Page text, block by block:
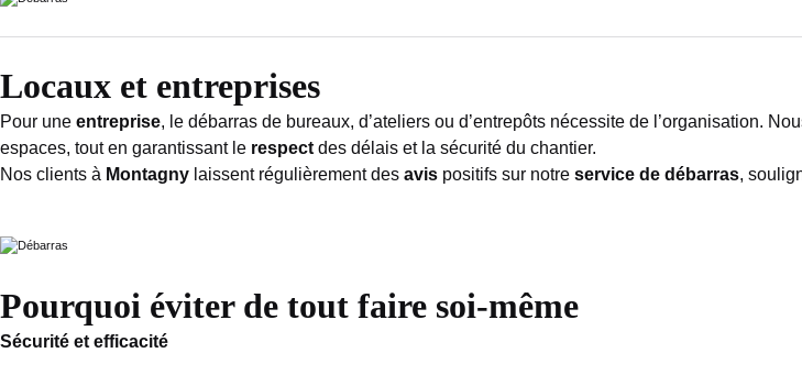
Locaux et entreprises
Pour une entreprise, le débarras de bureaux, d’ateliers ou d’entrepôts nécessite de l’organisation.
espaces, tout en garantissant le respect des délais et la sécurité du chantier.
Nos clients à Montagny laissent régulièrement des avis positifs sur notre service de débarras,
Pourquoi éviter de tout faire soi-même
Sécurité et efficacité